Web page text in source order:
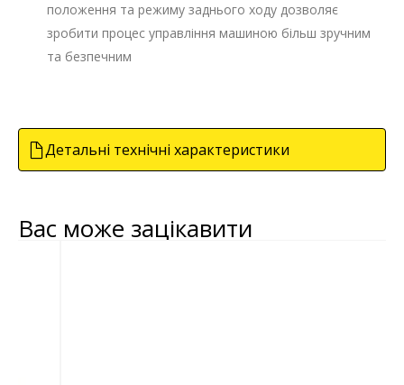
положення та режиму заднього ходу дозволяє
зробити процес управління машиною більш зручним
та безпечним
Детальні технічні характеристики
Вас може зацікавити